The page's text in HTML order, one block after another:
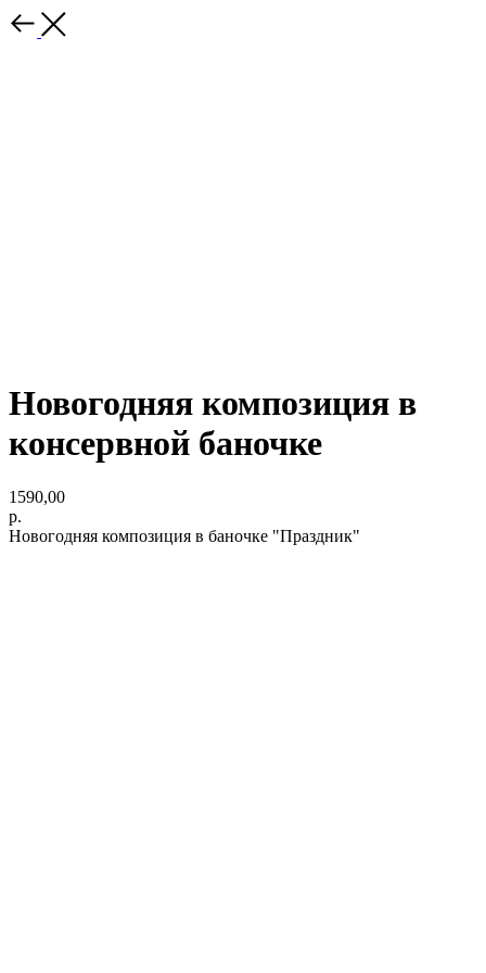
Новогодняя композиция в
консервной баночке
1590,00
р.
Новогодняя композиция в баночке "Праздник"